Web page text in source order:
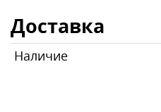
Доставка
Наличие